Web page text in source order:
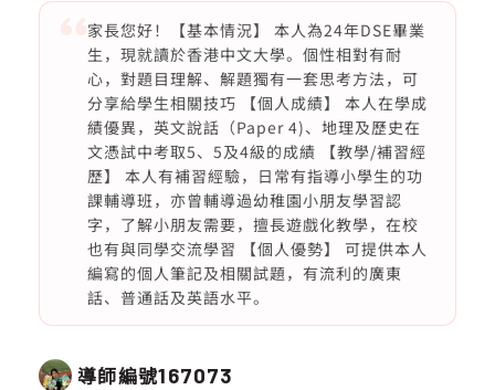
家長您好！【基本情況】 本人為24年DSE畢業
生，現就讀於香港中文大學。個性相對有耐
心，對題目理解、解題獨有一套思考方法，可
分享給學生相關技巧 【個人成績】 本人在學成
績優異，英文說話（Paper 4)、地理及歷史在
文憑試中考取5、5及4級的成績 【教學/補習經
歷】 本人有補習經驗，日常有指導小學生的功
課輔導班，亦曾輔導過幼稚園小朋友學習認
字，了解小朋友需要，擅長遊戲化教學，在校
也有與同學交流學習 【個人優勢】 可提供本人
編寫的個人筆記及相關試題，有流利的廣東
話、普通話及英語水平。
導師編號167073